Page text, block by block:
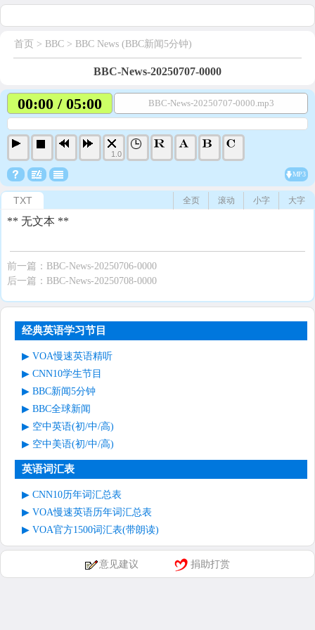
首页 > BBC > BBC News (BBC新闻5分钟)
BBC-News-20250707-0000
00:00 / 05:00 BBC-News-20250707-0000.mp3
1.0
MP3
TXT 大字
小字
滚动
全页
** 无文本 **
前一篇： BBC-News-20250706-0000
后一篇： BBC-News-20250708-0000
经典英语学习节目
VOA慢速英语精听
CNN10学生节目
BBC新闻5分钟
BBC全球新闻
空中英语(初/中/高)
空中美语(初/中/高)
英语词汇表
CNN10历年词汇总表
VOA慢速英语历年词汇总表
VOA官方1500词汇表(带朗读)
意见建议 捐助打赏